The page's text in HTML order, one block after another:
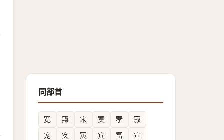
同部首
宽 寱 宋 寞 宯
㝮
宠
㝌 寅 宾 富 宣